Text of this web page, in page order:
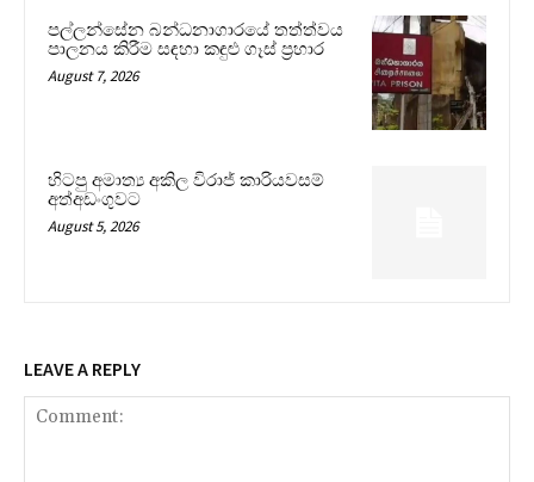
පල්ලන්සේන බන්ධනාගාරයේ තත්ත්වය
පාලනය කිරීම සඳහා කඳුළු ගෑස් ප්‍රහාර
August 7, 2026
හිටපු අමාත්‍ය අකිල විරාජ් කාරියවසම්
අත්අඩංගුවට
August 5, 2026
LEAVE A REPLY